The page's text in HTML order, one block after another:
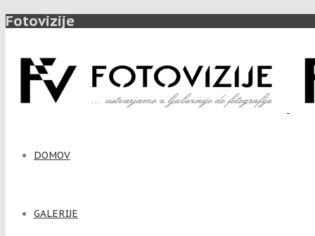
Fotovizije
DOMOV
GALERIJE